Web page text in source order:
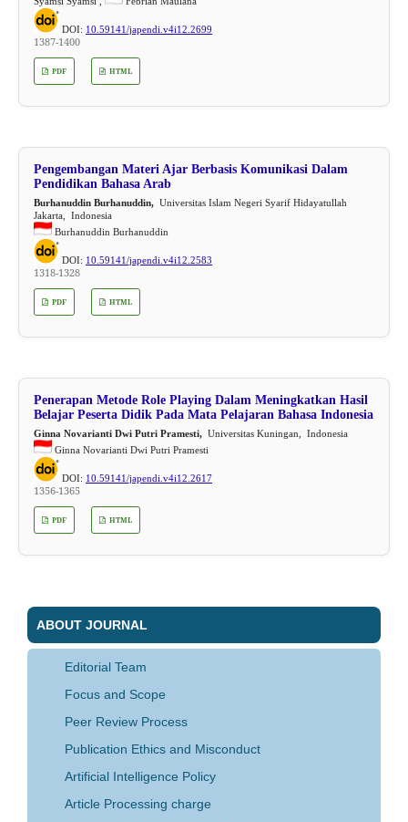
DOI: 10.59141/japendi.v4i12.2699
1387-1400
PDF HTML
Pengembangan Materi Ajar Berbasis Komunikasi Dalam
Pendidikan Bahasa Arab
Burhanuddin Burhanuddin,Universitas Islam Negeri Syarif Hidayatullah
Jakarta, Indonesia
Burhanuddin Burhanuddin
DOI: 10.59141/japendi.v4i12.2583
1318-1328
PDF HTML
Penerapan Metode Role Playing Dalam Meningkatkan Hasil
Belajar Peserta Didik Pada Mata Pelajaran Bahasa Indonesia
Ginna Novarianti Dwi Putri Pramesti,Universitas Kuningan, Indonesia
Ginna Novarianti Dwi Putri Pramesti
DOI: 10.59141/japendi.v4i12.2617
1356-1365
PDF HTML
ABOUT JOURNAL
Editorial Team
Focus and Scope
Peer Review Process
Publication Ethics and Misconduct
Artificial Intelligence Policy
Article Processing charge